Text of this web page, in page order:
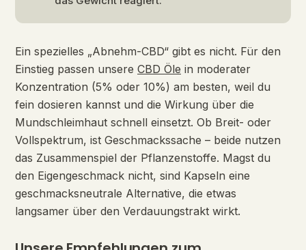
Ein spezielles „Abnehm-CBD“ gibt es nicht. Für den
Einstieg passen unsere CBD Öle in moderater
Konzentration (5% oder 10%) am besten, weil du
fein dosieren kannst und die Wirkung über die
Mundschleimhaut schnell einsetzt. Ob Breit- oder
Vollspektrum, ist Geschmackssache – beide nutzen
das Zusammenspiel der Pflanzenstoffe. Magst du
den Eigengeschmack nicht, sind Kapseln eine
geschmacksneutrale Alternative, die etwas
langsamer über den Verdauungstrakt wirkt.